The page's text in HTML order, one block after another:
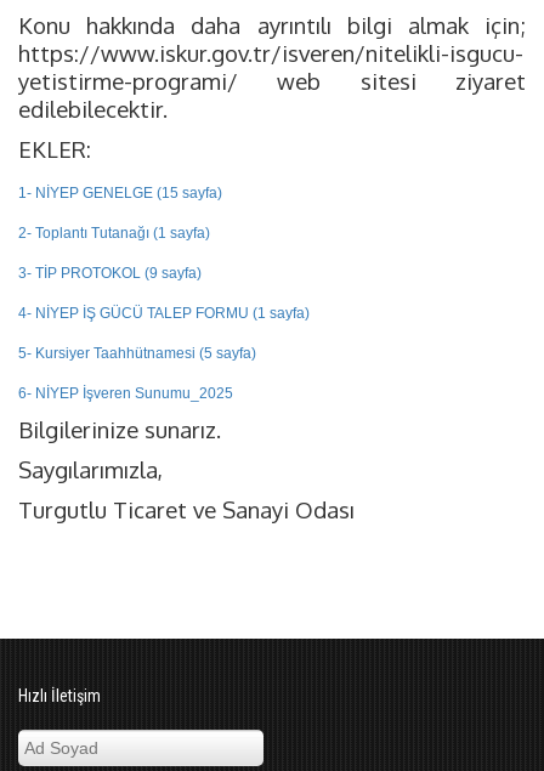
Konu hakkında daha ayrıntılı bilgi almak için;
https://www.iskur.gov.tr/isveren/nitelikli-isgucu-
yetistirme-programi/ web sitesi ziyaret
edilebilecektir.
EKLER:
1- NİYEP GENELGE (15 sayfa)
2- Toplantı Tutanağı (1 sayfa)
3- TİP PROTOKOL (9 sayfa)
4- NİYEP İŞ GÜCÜ TALEP FORMU (1 sayfa)
5- Kursiyer Taahhütnamesi (5 sayfa)
6- NİYEP İşveren Sunumu_2025
Bilgilerinize sunarız.
Saygılarımızla,
Turgutlu Ticaret ve Sanayi Odası
Hızlı İletişim